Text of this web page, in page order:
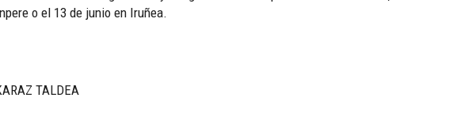
o el 13 de junio en Iruñea.
TALDEA